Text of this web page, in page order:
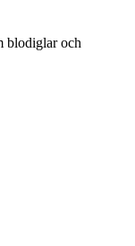
blodiglar och